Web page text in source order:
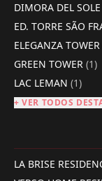
DIMORA DEL SOLE
ED. TORRE SÃO
ELEGANZA TOWER
GREEN TOWER (1)
LAC LEMAN (1)
+ VER TODOS
LA BRISE